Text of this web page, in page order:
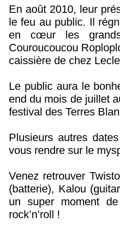
En août 2010, leur
le feu au public. Il
en cœur les
Couroucoucou
caissière de chez
Le public aura le
end du mois de juillet
festival des Terres
Plusieurs autres
vous rendre sur le
Venez retrouver
(batterie), Kalou
un super moment
rock’n’roll !